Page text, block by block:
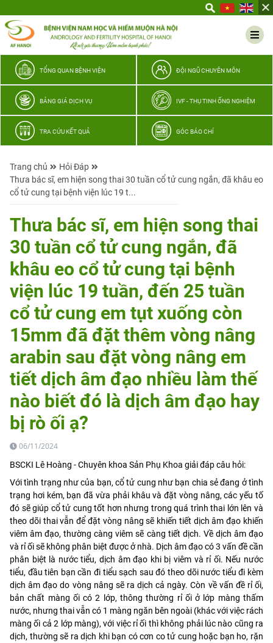
thương
TỔNG QUAN BỆNH VIỆN ĐỘI NGŨ CHUYÊN MÔN
BẢNG GIÁ DỊCH VỤ IVF - THỤ TINH ỐNG NGHIỆM
TRA CỨU KẾT QUẢ GÓC BÁO CHÍ
Trang chủ
Hỏi Đáp
Thưa bác sĩ, em hiện song thai 30 tuần cổ tử cung ngắn, đã khâu eo
cổ tử cung tại bệnh viện lúc 19 t...
Thưa bác sĩ, em hiện song thai
30 tuần cổ tử cung ngắn, đã
khâu eo cổ tử cung tại bệnh
viện lúc 19 tuần, đến 25 tuần
cổ tử cung em tụt xuống còn
15mm đã đặt thêm vòng nâng
arabin sau đặt vòng nâng em
tiết dịch âm đạo nhiều làm thế
nào biết đó là dịch âm đạo hay
bị rò ối ạ?
06/11/2024
BSCKI Lê Hoàng - Chuyên khoa Sản Phụ Khoa giải đáp câu hỏi:
Với tình trạng như của bạn, cổ tử cung như bạn chia sẻ đang ở tình
trạng hơi kém, bạn đã vừa phải khâu và đặt vòng nâng, các yếu tố
đó sẽ giúp cổ tử cung tốt hơn nhưng trong quá trình thai lớn lên và
theo dõi thai vẫn để đặt vòng nâng sẽ khiến tiết dịch âm đạo khiến
viêm âm đạo, thường càng viêm sẽ càng tiết dịch. Về dịch âm đạo
và rỉ ối sẽ không phân biệt được ở nhà. Dịch âm đạo có 3 vấn đề cần
phân biệt là nước tiểu, dịch âm đạo khi bị viêm và rỉ ối. Nếu nước
tiểu, đầu tiên bạn cần đi tiểu sạch sau đó theo dõi nước tiểu đi kèm
dịch âm đạo do vòng nâng sẽ ra dịch cả ngày. Còn về vấn đề rỉ ối,
bản chất màng ối có 2 lớp, thông thường rỉ ối ở lớp màng thấm
nước, nhưng thai vẫn có 1 màng ngăn bên ngoài (khác với việc rách
màng ối cả 2 lớp màng), với việc rỉ ối thì không phải lúc nào cũng ra
dịch, thường sẽ ra dịch khi bạn có cơn co tử cung hoặc bạn ho, rặn